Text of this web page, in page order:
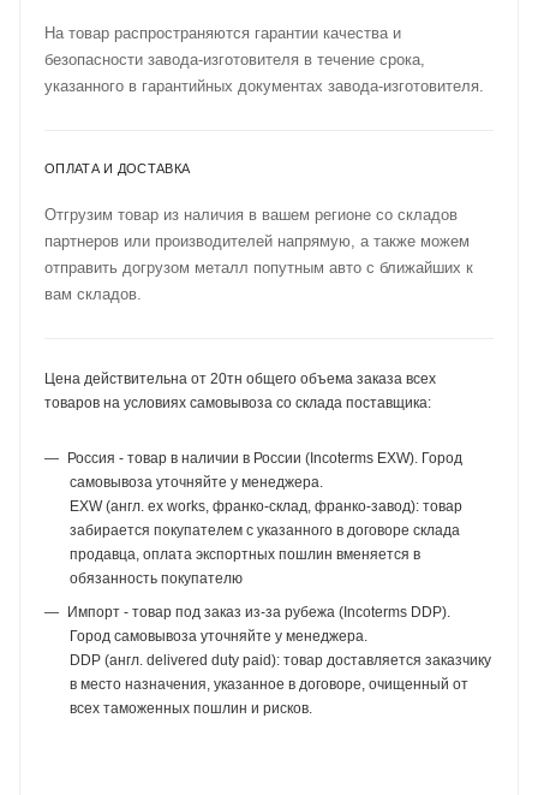
На товар распространяются гарантии качества и
безопасности завода-изготовителя в течение срока,
указанного в гарантийных документах завода-изготовителя.
ОПЛАТА И ДОСТАВКА
Отгрузим товар из наличия в вашем регионе со складов
партнеров или производителей напрямую, а также можем
отправить догрузом металл попутным авто с ближайших к
вам складов.
Цена действительна от 20тн общего объема заказа всех
товаров на условиях самовывоза со склада поставщика:
Россия - товар в наличии в России (Incoterms EXW). Город
самовывоза уточняйте у менеджера.
EXW (англ. ex works, франко-склад, франко-завод): товар
забирается покупателем с указанного в договоре склада
продавца, оплата экспортных пошлин вменяется в
обязанность покупателю
Импорт - товар под заказ из-за рубежа (Incoterms DDP).
Город самовывоза уточняйте у менеджера.
DDP (англ. delivered duty paid): товар доставляется заказчику
в место назначения, указанное в договоре, очищенный от
всех таможенных пошлин и рисков.